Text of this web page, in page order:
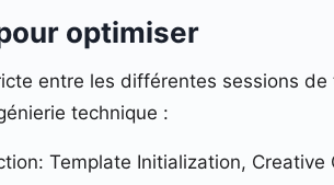
optimiser
entre les différentes sessions de
technique :
Template Initialization, Creative